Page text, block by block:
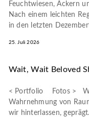
Feuchtwiesen, Äckern
Nach einem leichten
in den letzten
25. Juli 2026
Wait, Wait Beloved
< Portfolio Fotos >
Wahrnehmung von
wir hinterlassen,